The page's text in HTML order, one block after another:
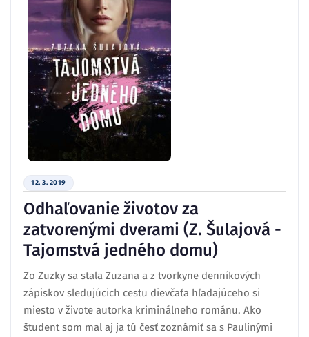
12. 3. 2019
Odhaľovanie životov za
zatvorenými dverami (Z. Šulajová -
Tajomstvá jedného domu)
Zo Zuzky sa stala Zuzana a z tvorkyne denníkových
zápiskov sledujúcich cestu dievčaťa hľadajúceho si
miesto v živote autorka kriminálneho románu. Ako
študent som mal aj ja tú česť zoznámiť sa s Paulinými